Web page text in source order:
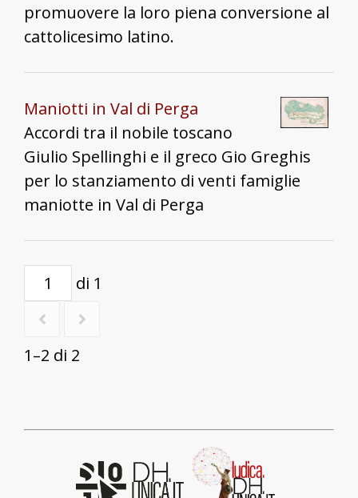
promuovere la loro piena conversione al
cattolicesimo latino.
Maniotti in Val di Perga
Accordi tra il nobile toscano
Giulio Spellinghi e il greco Gio Greghis
per lo stanziamento di venti famiglie
maniotte in Val di Perga
di 1
1–2 di 2